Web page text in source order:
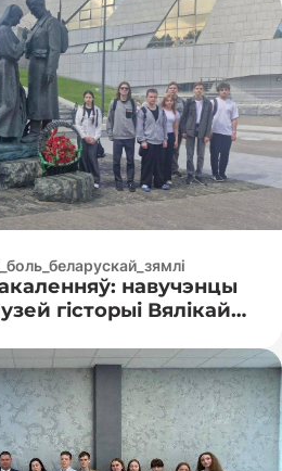
навучэнцы
гісторыі Вялікай